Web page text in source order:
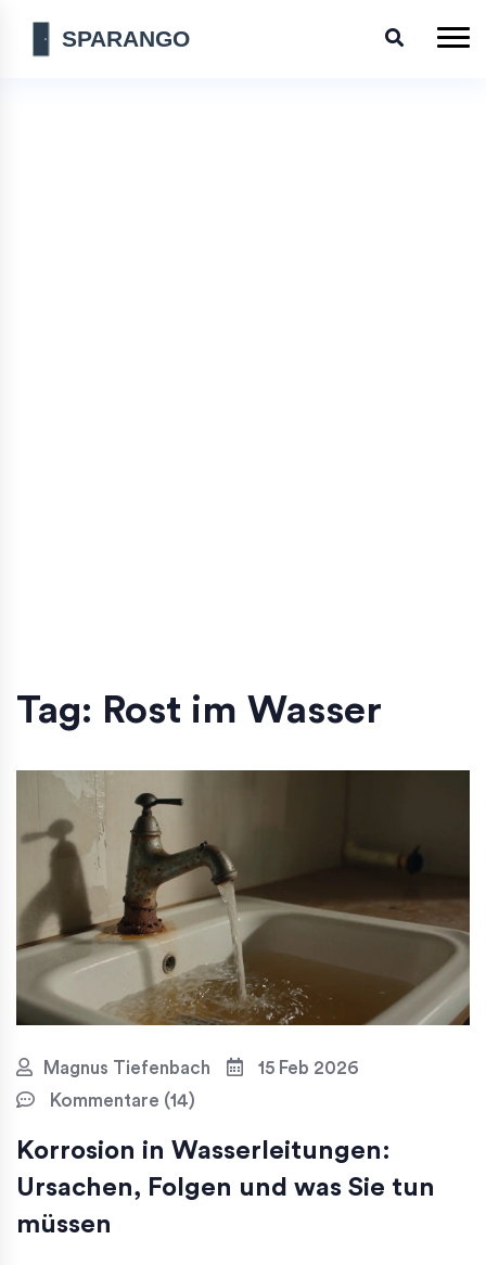
Tag: Rost im Wasser
Magnus Tiefenbach
15 Feb 2026
Kommentare (14)
Korrosion in Wasserleitungen:
Ursachen, Folgen und was Sie tun
müssen